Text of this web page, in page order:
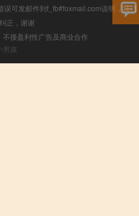
可发邮件到f_fb#foxmail.com说明，我们
正，谢谢
接盈利性广告及商业合作
男孩